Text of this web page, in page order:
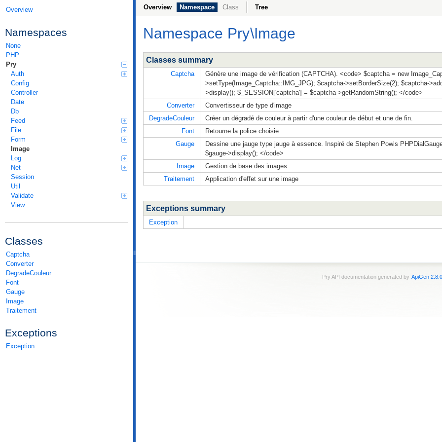
Overview
Namespaces
None
PHP
Pry
Auth
Config
Controller
Date
Db
Feed
File
Form
Image
Log
Net
Session
Util
Validate
View
Classes
Captcha
Converter
DegradeCouleur
Font
Gauge
Image
Traitement
Exceptions
Exception
Overview Namespace Class Tree
Namespace Pry\Image
Classes summary
Captcha
Génère une image de vérification (CAPTCHA). <code> $captcha = new
>setType(Image_Captcha::IMG_JPG); $captcha->setBorderSize(2); $captcha-
>display(); $_SESSION['captcha'] = $captcha->getRandomString(); </code>
Converter
Convertisseur de type d'image
DegradeCouleur
Créer un dégradé de couleur à partir d'une couleur de début et une de fin.
Font
Retourne la police choisie
Gauge
Dessine une jauge type jauge à essence. Inspiré de Stephen Powis
$gauge->display(); </code>
Image
Gestion de base des images
Traitement
Application d'effet sur une image
Exceptions summary
Exception
Pry API documentation generated by ApiGen 2.8.0